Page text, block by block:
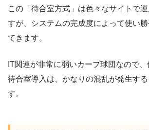
この「待合室方式」は色々なサイトで
すが、システムの完成度によって使い
てきます。
IT関連が非常に弱いカープ球団なので
待合室導入は、かなりの混乱が発生す
す。